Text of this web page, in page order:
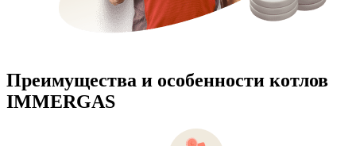
Преимущества и особенности котлов
IMMERGAS